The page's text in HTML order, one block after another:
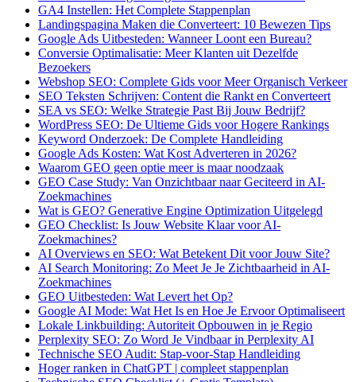
GA4 Instellen: Het Complete Stappenplan
Landingspagina Maken die Converteert: 10 Bewezen Tips
Google Ads Uitbesteden: Wanneer Loont een Bureau?
Conversie Optimalisatie: Meer Klanten uit Dezelfde
Bezoekers
Webshop SEO: Complete Gids voor Meer Organisch Verkeer
SEO Teksten Schrijven: Content die Rankt en Converteert
SEA vs SEO: Welke Strategie Past Bij Jouw Bedrijf?
WordPress SEO: De Ultieme Gids voor Hogere Rankings
Keyword Onderzoek: De Complete Handleiding
Google Ads Kosten: Wat Kost Adverteren in 2026?
Waarom GEO geen optie meer is maar noodzaak
GEO Case Study: Van Onzichtbaar naar Geciteerd in AI-
Zoekmachines
Wat is GEO? Generative Engine Optimization Uitgelegd
GEO Checklist: Is Jouw Website Klaar voor AI-
Zoekmachines?
AI Overviews en SEO: Wat Betekent Dit voor Jouw Site?
AI Search Monitoring: Zo Meet Je Je Zichtbaarheid in AI-
Zoekmachines
GEO Uitbesteden: Wat Levert het Op?
Google AI Mode: Wat Het Is en Hoe Je Ervoor Optimaliseert
Lokale Linkbuilding: Autoriteit Opbouwen in je Regio
Perplexity SEO: Zo Word Je Vindbaar in Perplexity AI
Technische SEO Audit: Stap-voor-Stap Handleiding
Hoger ranken in ChatGPT | compleet stappenplan